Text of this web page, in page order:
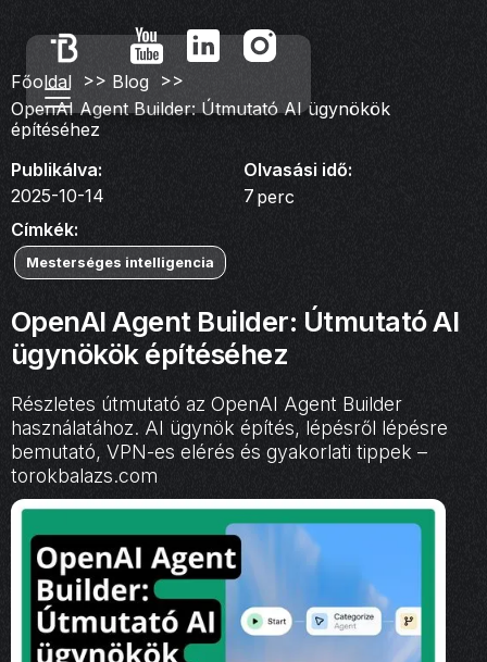
Főoldal >> Blog >>
OpenAI Agent Builder: Útmutató AI ügynökök
építéséhez
Publikálva:
2025-10-14
Olvasási idő:
7 perc
Címkék:
Mesterséges intelligencia
OpenAI Agent Builder: Útmutató AI
ügynökök építéséhez
Részletes útmutató az OpenAI Agent Builder
használatához. AI ügynök építés, lépésről lépésre
bemutató, VPN-es elérés és gyakorlati tippek –
torokbalazs.com